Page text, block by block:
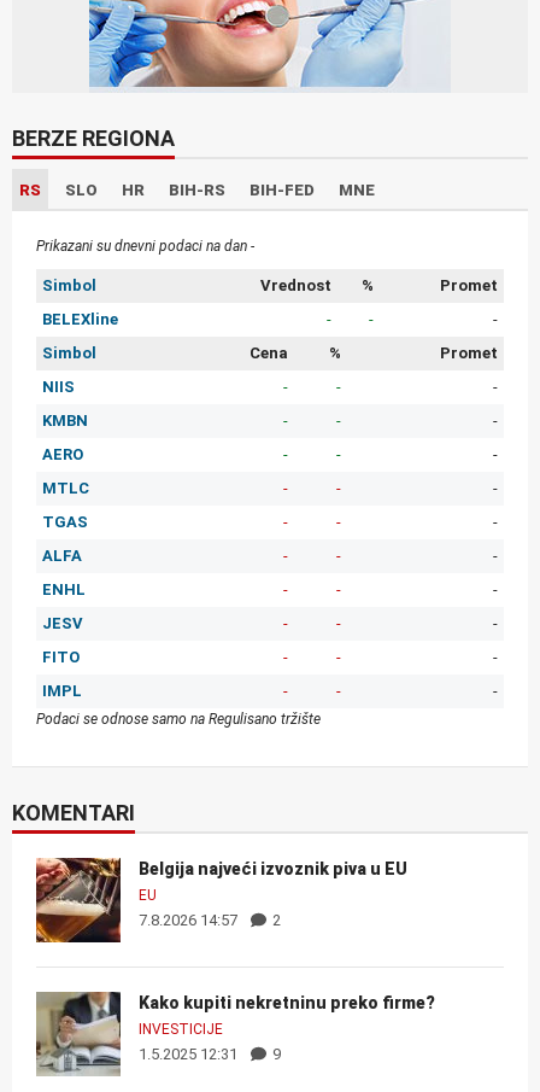
BERZE REGIONA
RS SLO HR BIH-RS BIH-FED MNE
Prikazani su dnevni podaci na dan -
Simbol Vrednost %
Promet
BELEXline
- -
-
Simbol
Cena %
Promet
NIIS
- -
-
KMBN
- -
-
AERO
- -
-
MTLC
- -
-
TGAS
- -
-
ALFA
- -
-
ENHL
- -
-
JESV
- -
-
FITO
- -
-
IMPL
- - -
Podaci se odnose samo na Regulisano tržište
KOMENTARI
Belgija najveći izvoznik piva u EU
EU
7.8.2026 14:57 2
Kako kupiti nekretninu preko firme?
INVESTICIJE
1.5.2025 12:31 9